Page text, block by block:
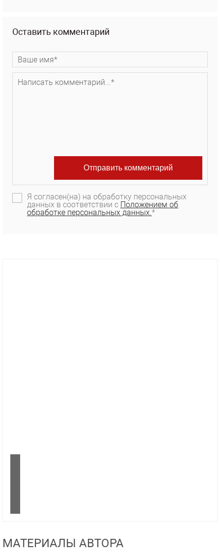
Оставить комментарий
Я согласен(на) на обработку персональных
данных в соответствии с Положением об
обработке персональных данных.*
МАТЕРИАЛЫ АВТОРА